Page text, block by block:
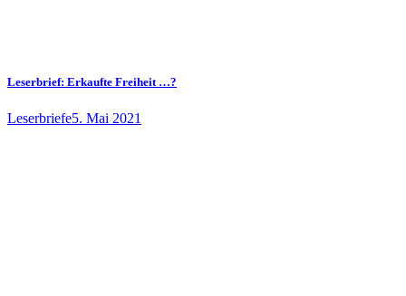
Leserbrief: Erkaufte Freiheit …?
Leserbriefe5. Mai 2021